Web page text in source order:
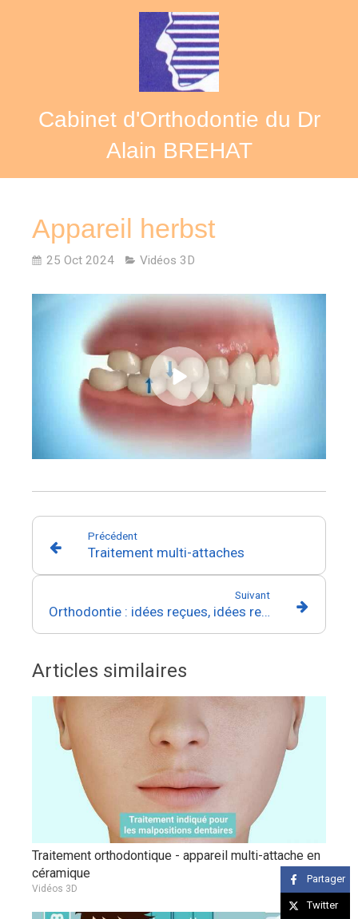
Cabinet d'Orthodontie du Dr
Alain BREHAT
Appareil herbst
25 Oct 2024 Vidéos 3D
Précédent
Traitement multi-attaches
Suivant
Orthodontie : idées reçues, idées revues
Articles similaires
Traitement orthodontique - appareil multi-attache en
céramique
Vidéos 3D
Partager
Twitter